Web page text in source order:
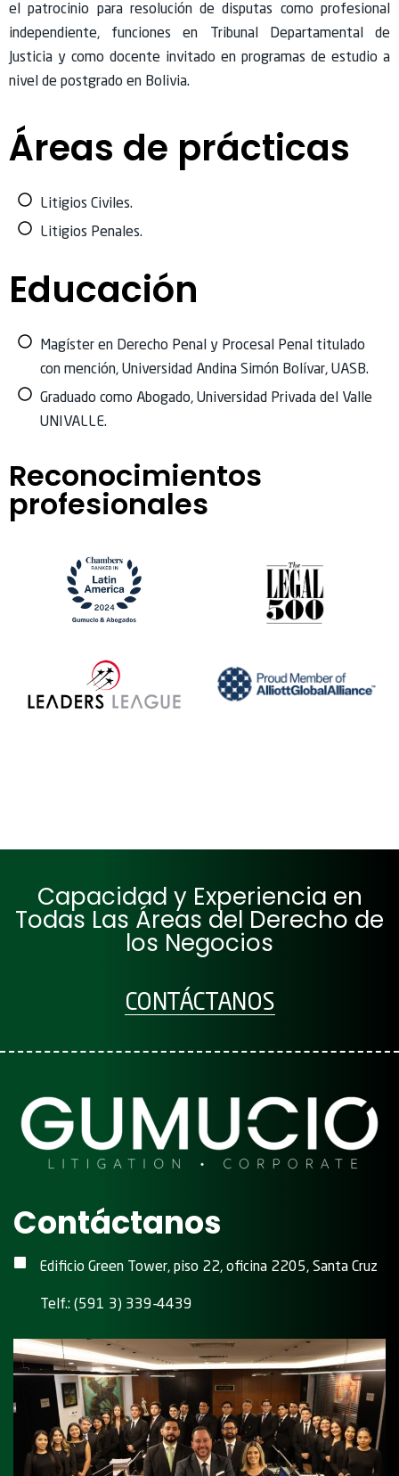
el patrocinio para resolución de disputas como profesional
independiente, funciones en Tribunal Departamental de
Justicia y como docente invitado en programas de estudio a
nivel de postgrado en Bolivia.
Áreas de prácticas
Litigios Civiles.
Litigios Penales.
Educación
Magíster en Derecho Penal y Procesal Penal titulado
con mención, Universidad Andina Simón Bolívar, UASB.
Graduado como Abogado, Universidad Privada del Valle
UNIVALLE.
Reconocimientos
profesionales
Capacidad y Experiencia en
Todas Las Áreas del Derecho de
los Negocios
CONTÁCTANOS
Contáctanos
Edificio Green Tower, piso 22, oficina 2205, Santa Cruz
Telf.: (591 3) 339-4439